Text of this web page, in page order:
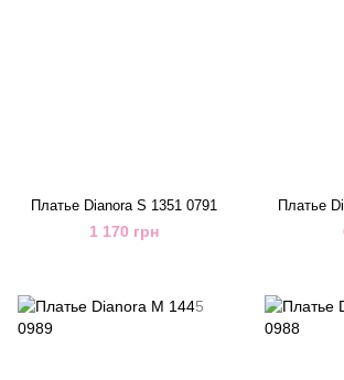
Платье Dianora S 1351 0791
1 170 грн
Платье